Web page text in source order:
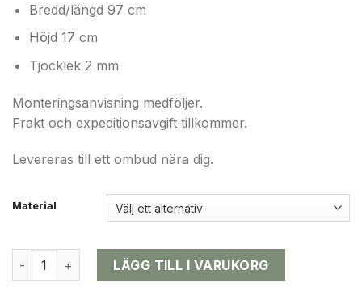
Bredd/längd 97 cm
Höjd 17 cm
Tjocklek 2 mm
Monteringsanvisning medföljer.
Frakt och expeditionsavgift tillkommer.
Levereras till ett ombud nära dig.
Material
Rak mängd LÄGG TILL I VARUKORG